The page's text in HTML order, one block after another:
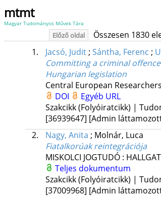
mtmt
Magyar Tudományos Művek Tára
Előző oldal Összesen 1830
1. Jacsó, Judit; Sántha, Ferenc ;
Committing a criminal
Hungarian legislation
Central European
DOI
Egyéb URL
Szakcikk (Folyóiratcikk) |
[36939647] [Admin
2.
Nagy, Anita ; Molnár, Luca
Fiatalkorúak reintegrációja
MISKOLCI JOGTUDÓ :
Teljes dokumentum
Szakcikk (Folyóiratcikk) |
[37009968] [Admin